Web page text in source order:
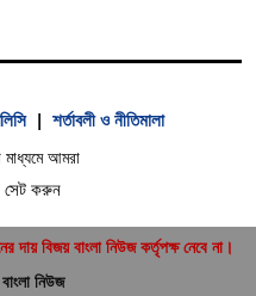
| শর্তাবলী ও নীতিমালা
মাধ্যমে আমরা
সেট করুন
দায় বিজয় বাংলা নিউজ কর্তৃপক্ষ নেবে না।
নিউজ